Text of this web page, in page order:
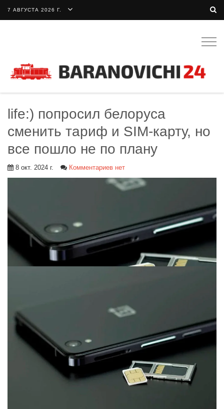
7 АВГУСТА 2026 Г.
life:) попросил белоруса
сменить тариф и SIM-карту, но
все пошло не по плану
8 окт. 2024 г. Комментариев нет